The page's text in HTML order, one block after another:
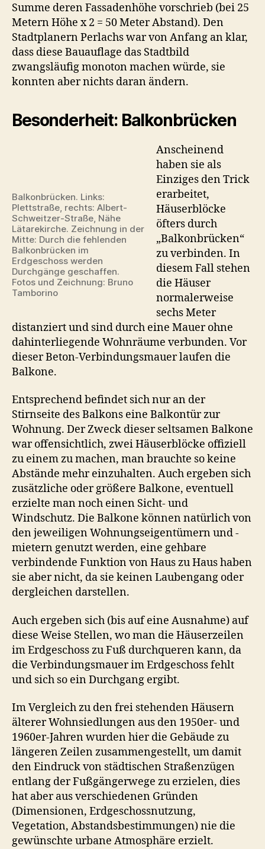
Summe deren Fassadenhöhe vorschrieb (bei 25
Metern Höhe x 2 = 50 Meter Abstand). Den
Stadtplanern Perlachs war von Anfang an klar,
dass diese Bauauflage das Stadtbild
zwangsläufig monoton machen würde, sie
konnten aber nichts daran ändern.
Besonderheit: Balkonbrücken
Balkonbrücken. Links:
Plettstraße, rechts: Albert-
Schweitzer-Straße, Nähe
Lätarekirche. Zeichnung in der
Mitte: Durch die fehlenden
Balkonbrücken im
Erdgeschoss werden
Durchgänge geschaffen.
Fotos und Zeichnung: Bruno
Tamborino
Anscheinend
haben sie als
Einziges den Trick
erarbeitet,
Häuserblöcke
öfters durch
„Balkonbrücken“
zu verbinden. In
diesem Fall stehen
die Häuser
normalerweise
sechs Meter
distanziert und sind durch eine Mauer ohne
dahinterliegende Wohnräume verbunden. Vor
dieser Beton-Verbindungsmauer laufen die
Balkone.
Entsprechend befindet sich nur an der
Stirnseite des Balkons eine Balkontür zur
Wohnung. Der Zweck dieser seltsamen Balkone
war offensichtlich, zwei Häuserblöcke offiziell
zu einem zu machen, man brauchte so keine
Abstände mehr einzuhalten. Auch ergeben sich
zusätzliche oder größere Balkone, eventuell
erzielte man noch einen Sicht- und
Windschutz. Die Balkone können natürlich von
den jeweiligen Wohnungseigentümern und -
mietern genutzt werden, eine gehbare
verbindende Funktion von Haus zu Haus haben
sie aber nicht, da sie keinen Laubengang oder
dergleichen darstellen.
Auch ergeben sich (bis auf eine Ausnahme) auf
diese Weise Stellen, wo man die Häuserzeilen
im Erdgeschoss zu Fuß durchqueren kann, da
die Verbindungsmauer im Erdgeschoss fehlt
und sich so ein Durchgang ergibt.
Im Vergleich zu den frei stehenden Häusern
älterer Wohnsiedlungen aus den 1950er- und
1960er-Jahren wurden hier die Gebäude zu
längeren Zeilen zusammengestellt, um damit
den Eindruck von städtischen Straßenzügen
entlang der Fußgängerwege zu erzielen, dies
hat aber aus verschiedenen Gründen
(Dimensionen, Erdgeschossnutzung,
Vegetation, Abstandsbestimmungen) nie die
gewünschte urbane Atmosphäre erzielt.